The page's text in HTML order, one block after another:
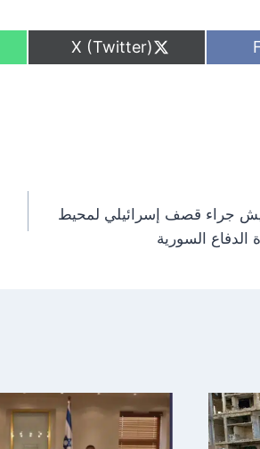
S
h
X (Twitter)
جراء قصف إسرائيلي لمحيط
السورية